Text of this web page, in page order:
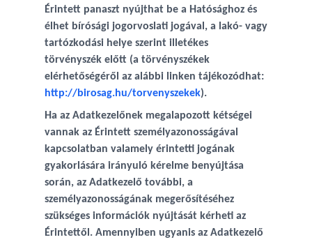
Érintett panaszt nyújthat be a Hatósághoz és
élhet bírósági jogorvoslati jogával, a lakó- vagy
tartózkodási helye szerint illetékes
törvényszék előtt (a törvényszékek
elérhetőségéről az alábbi linken tájékozódhat:
http://birosag.hu/torvenyszekek).
Ha az Adatkezelőnek megalapozott kétségei
vannak az Érintett személyazonosságával
kapcsolatban valamely érintetti jogának
gyakorlására irányuló kérelme benyújtása
során, az Adatkezelő további, a
személyazonosságának megerősítéséhez
szükséges információk nyújtását kérheti az
Érintettől. Amennyiben ugyanis az Adatkezelő